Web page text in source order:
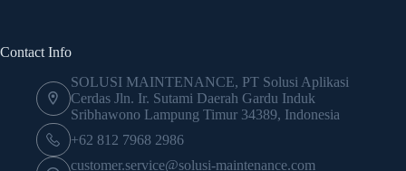
Contact Info
SOLUSI MAINTENANCE, PT Solusi Aplikasi
Cerdas Jln. Ir. Sutami Daerah Gardu Induk
Sribhawono Lampung Timur 34389, Indonesia
+62 812 7968 2986
customer.service@solusi-maintenance.com